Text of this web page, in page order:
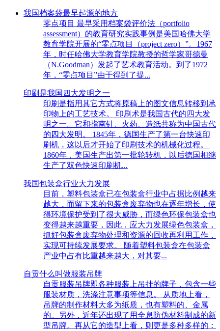
我国档案袋最早起源的地方
零点项目 最早采用档案袋评价法（portfolio
assessment）的教育研究实践事例是美国哈佛大学
教育学院开展的“零点项目（project zero）”。1967
年，时任哈佛大学教育学院教授的哲学家哥德曼
（N.Goodman）发起了艺术教育活动。到了1972
年，“零点项目”由于得到了提...
印刷是我国四大发明之一
印刷是指用其它方式将原稿上的图文信息转移到承
印物上的工艺技术。 印刷术是我国古代的四大发
明之一。它和指南针、火药、造纸共称为中国古代
的四大发明。 1845年，德国生产了第一台快速印
刷机，这以后才开始了印刷技术的机械化过程。
1860年，美国生产出第一批轮转机，以后德国相继
生产了双色快速印刷机...
我国包装盒行业大力发展
目前，塑料包装盒已在包装盒行业中占据比例越来
越大，而留下来的包装盒废弃物也在逐年增长，使
得环境保护受到了很大威胁，而绿色环保包装盒也
变得越来越重要，因此，应大力发展绿色包装盒，
抓好包装盒废弃物处理和资源的回收再利用工作，
实现可持续发展要求。 随着塑料包装盒在包装盒
产业中占有比重越来越大，对其要...
自贡什么叫做服装吊牌
自贡服装吊牌即各种服装上吊挂的牌子，包含一些
服装材质，洗涤注意事项等信息。 从质地上看，
吊牌的制作材料大多为纸质，也有塑料的、金属
的。另外，近年还出现了用全息防伪材料制成的新
型吊牌。再从它的造型上看，则更是多种多样的：